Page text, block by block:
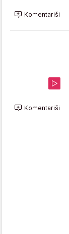
Komentariši
Komentariši